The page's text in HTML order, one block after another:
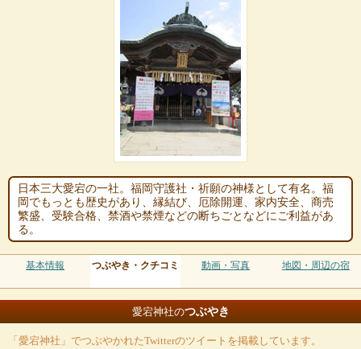
日本三大愛宕の一社。福岡守護社・祈願の神様として有名。福
岡でもっとも歴史があり、縁結び、厄除開運、家内安全、商売
繁盛、受験合格、禁酒や禁煙などの断ちごとなどにご利益があ
る。
基本情報 つぶやき・クチコミ 動画・写真 地図・周辺の宿
愛宕神社のつぶやき
「愛宕神社」でつぶやかれたTwitterのツイートを掲載しています。